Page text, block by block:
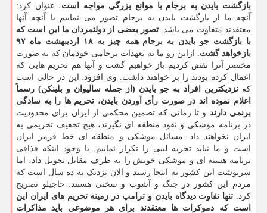
بازگشت بایدن به برجام با موانع بزرگی مواجه است، عنوان کرد:
آنچه ما از بازگشت بایدن به برجام تصور می نماییم با آنچه آنها
معتقدند متفاوت می باشد.
تصور بعضی از دولتمردان ما این است که
با بازگشت جو بایدن به برجام همه چیز به ۱۸ اردیبهشت ماه ۹۷
بازخواهد گشت . ازاین رو ما به تعهدات برجامی خودمان که به صورت
مختصر آنرا نقض کردیم باز خواهیم گشت و آنها هم تحریم هایی که
اعمال کرده بودند را بر خواهند داشت. وی افزود: این در حالی است
که نزدیکترین افراد به جو بایدن (از جمله سالیوان و بلینکن) رسماً
اعلام نموده اند در صورت رأی آوردن بایدن، تحریم ها را به سادگی
برنمی دارند و تا زمانی که تضمین محکمی از ایران برای محدودیت
در برنامه موشکی و نفوذ منطقه ای نگیرند، هیچ تخفیف تحریمی به
ایران نخواهند داد. مسائل موشکی و منطقه ای خط قرمز ایران
است و ما نباید تجربه لیبی را تکرار نماییم. با وجود اینکه قذافی
برنامه هسته ای و موشکی خویش را به طرف مقابل تحویل داد، اما
سرنوشت این کشور به اینجا رسید و الان نزدیک به ده سال است که
مردم این کشور در جنگ و آشوب و سختی هستند. حاجیلو تصریح
کرد: تنها تفاوت دیدگاه بایدن و ترامپ در زمینه تحریم های ایران این
است که دموکرات ها معتقدند برای هر موضوعی باید مذاکرات